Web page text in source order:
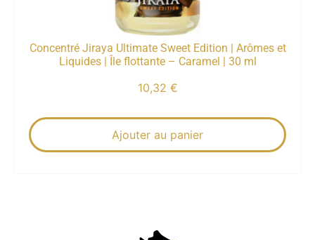
Concentré Jiraya Ultimate Sweet Edition | Arômes et
Liquides | Île flottante – Caramel | 30 ml
10,32 €
Ajouter au panier